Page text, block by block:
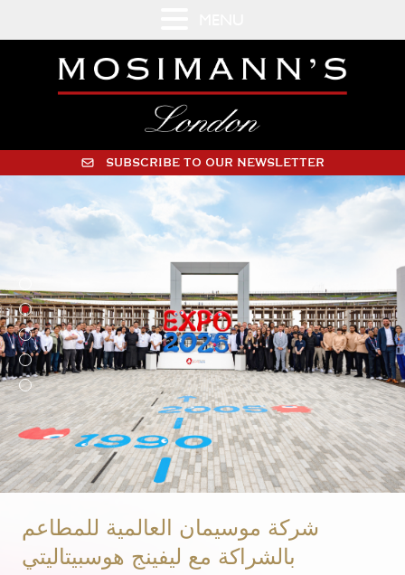
SUBSCRIBE TO OUR NEWSLETTER
شركة موسيمان العالمية للمطاعم
بالشراكة مع ليفينج هوسبيتاليتي